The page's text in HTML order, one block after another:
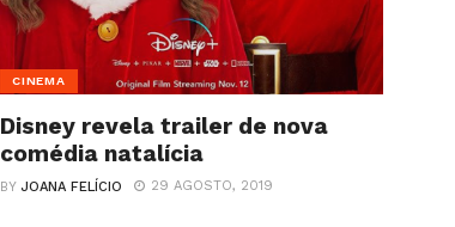
CINEMA
Disney revela trailer de nova
comédia natalícia
BYJOANA FELÍCIO 29 AGOSTO, 2019